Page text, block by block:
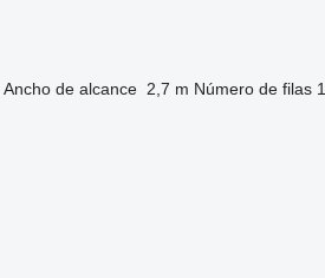
Ancho de alcance 2,7 m Número de filas